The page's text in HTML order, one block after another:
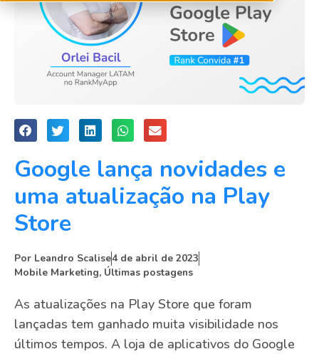
Google lança novidades e
uma atualização na Play
Store
Por Leandro Scalise4 de abril de 2023
Mobile Marketing, Últimas postagens
As atualizações na Play Store que foram
lançadas tem ganhado muita visibilidade nos
últimos tempos. A loja de aplicativos do Google